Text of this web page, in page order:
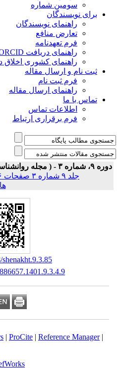
سومین شماره
برای نویسندگان
راهنمای نویسندگان
تعارض منافع
فرم تعهدنامه
راهنمای دریافت ORCID
راهنمای کشوری اخلاق در
ثبت نام و ارسال مقاله
فرم ثبت نام
راهنمای ارسال مقاله
تماس با ما
اطلاعات تماس
فرم برقراری ارتباط
شماره ۳ - ( مجله روانشناسی و روانپزشکی شناخت ۱۴۰۱ )
جلد ۹ شماره ۳ صفحات ۹۶-۸۵
ها
shenakht.9.3.85
|ProCite|Reference Manager